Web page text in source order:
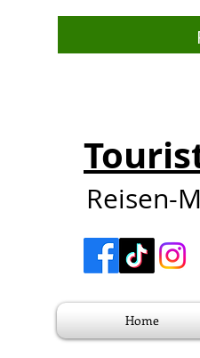
Reisen-
Home